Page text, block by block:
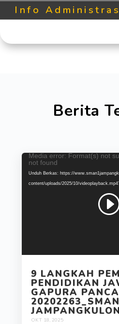
Info
Berita
Pemutar
Video
Media error: Format(s) not
not found
Unduh Berkas: https://
content/uploads/2025/10/
9 LANGKAH
PENDIDIKAN
GAPURA
JAMPANGKULON
OKT 18, 2025